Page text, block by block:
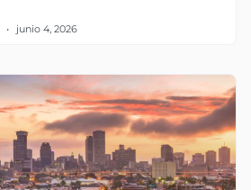
junio 4, 2026